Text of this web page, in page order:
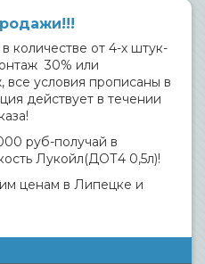
количестве от 4-х штук-
30% или
условия прописаны в
действует в течении
руб-получай в
Лукойл(ДОТ4 0,5л)!
ценам в Липецке и